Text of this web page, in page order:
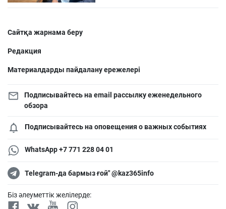
Сайтқа жарнама беру
Редакция
Материалдарды пайдалану ережелері
Подписывайтесь на email рассылку еженедельного
обзора
Подписывайтесь на оповещения о важных событиях
WhatsApp +7 771 228 04 01
Telegram-да бармыз ғой" @kaz365info
Біз әлеуметтік желілерде: